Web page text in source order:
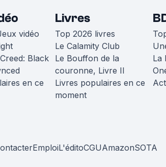
vidéo
Black
en ce
Livres
Top 2026 livres
Le Calamity Club
Le Bouffon de la
couronne, Livre II
Livres populaires en ce
moment
La
EmploiL'éditoCGUAmazonSOTA